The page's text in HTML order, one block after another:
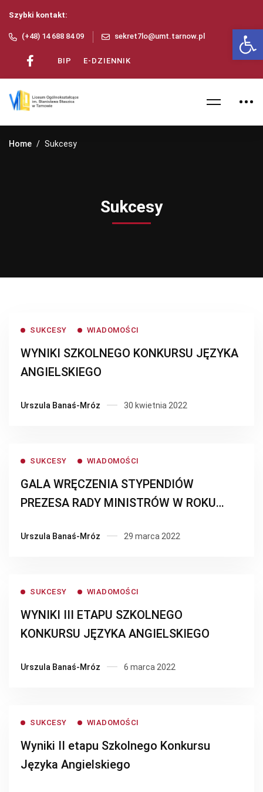
Szybki kontakt:
(+48) 14 688 84 09 sekret7lo@umt.tarnow.pl
BIP E-DZIENNIK
Home Sukcesy
Sukcesy
SUKCESY WIADOMOŚCI
WYNIKI SZKOLNEGO KONKURSU JĘZYKA
ANGIELSKIEGO
Urszula Banaś-Mróz 30 kwietnia 2022
SUKCESY WIADOMOŚCI
GALA WRĘCZENIA STYPENDIÓW
PREZESA RADY MINISTRÓW W ROKU
Urszula Banaś-Mróz 29 marca 2022
SUKCESY WIADOMOŚCI
WYNIKI III ETAPU SZKOLNEGO
KONKURSU JĘZYKA ANGIELSKIEGO
Urszula Banaś-Mróz 6 marca 2022
SUKCESY WIADOMOŚCI
Wyniki II etapu Szkolnego Konkursu
Języka Angielskiego